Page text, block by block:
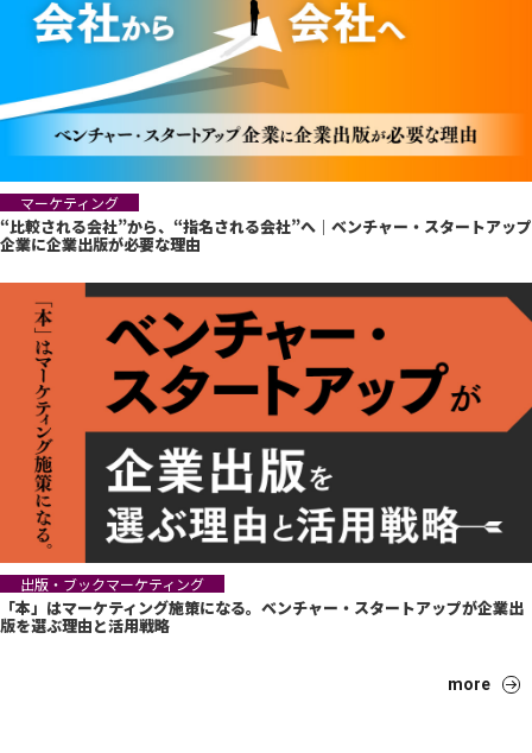
マーケティング
“比較される会社”から、“指名される会社”へ｜ベンチャー・スタートアップ
企業に企業出版が必要な理由
出版・ブックマーケティング
「本」はマーケティング施策になる。ベンチャー・スタートアップが企業出
版を選ぶ理由と活用戦略
more